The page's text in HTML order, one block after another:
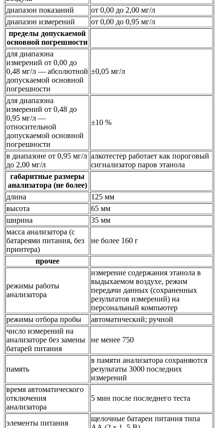
диапазон показаний
от 0,00 до 2,00 мг/л
диапазон измерений
от 0,00 до 0,95 мг/л
пределы допускаемой
основной погрешности
для диапазона
измерений от 0,00 до
0,48 мг/л — абсолютной
допускаемой основной
погрешности
±0,05 мг/л
для диапазона
измерений от 0,48 до
0,95 мг/л —
относительной
допускаемой основной
погрешности
±10 %
в диапазоне от 0,95 мг/л
до 2,00 мг/л
алкотестер работает как пороговый
сигнализатор паров этанола
габаритные размеры
анализатора (не более)
длина
125 мм
высота
65 мм
ширина
35 мм
масса анализатора (с
батареями питания, без
принтера)
не более 160 г
прочее
режимы работы
анализатора
измерение содержания этанола в
выдыхаемом воздухе, режим
передачи данных (сохраненных
результатов измерений) на
персональный компьютер
режимы отбора пробы
автоматический; ручной
число измерений на
анализаторе без замены
батарей питания
не менее 750
память
в памяти анализатора сохраняются
результаты 3000 последних
измерений
время автоматического
отключения
анализатора
5 мин после последнего теста
элементы питания
щелочные батареи питания типа